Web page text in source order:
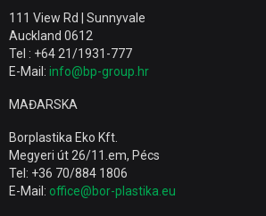
111 View Rd | Sunnyvale
Auckland 0612
Tel : +64 21/1931-777
E-Mail: info@bp-group.hr
MAĐARSKA
Borplastika Eko Kft.
Megyeri út 26/11.em, Pécs
Tel: +36 70/884 1806
E-Mail: office@bor-plastika.eu